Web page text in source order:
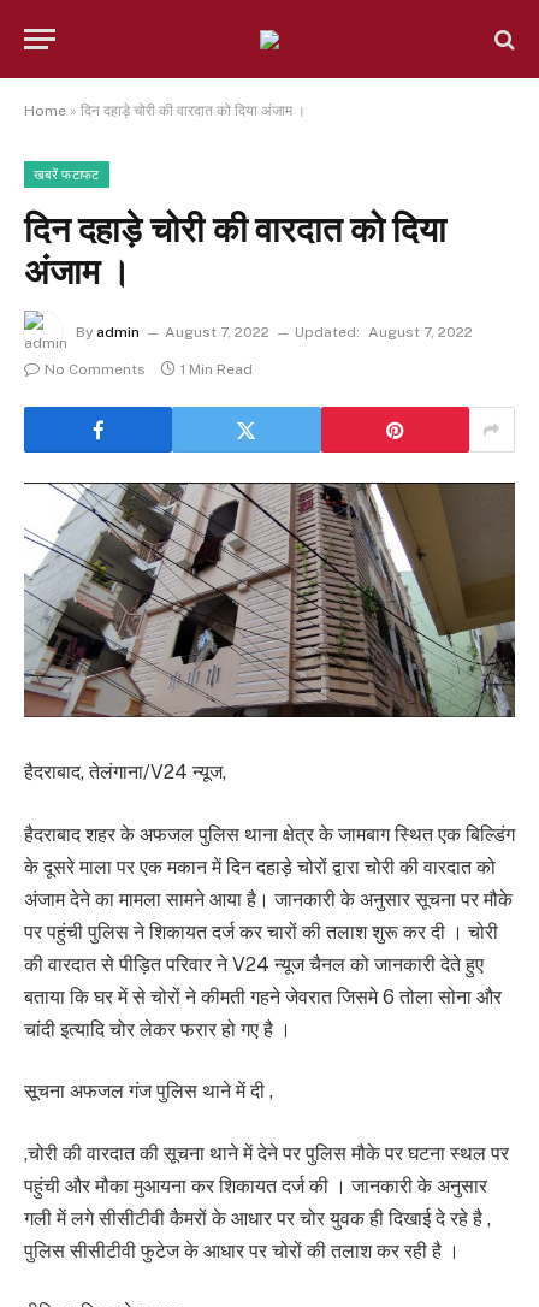
Home » दिन दहाड़े चोरी की वारदात को दिया अंजाम ।
खबरें फटाफट
दिन दहाड़े चोरी की वारदात को दिया
अंजाम ।
By admin August 7, 2022 Updated: August 7, 2022
No Comments 1 Min Read
हैदराबाद, तेलंगाना/V24 न्यूज,
हैदराबाद शहर के अफजल पुलिस थाना क्षेत्र के जामबाग स्थित एक बिल्डिंग
के दूसरे माला पर एक मकान में दिन दहाड़े चोरों द्वारा चोरी की वारदात को
अंजाम देने का मामला सामने आया है। जानकारी के अनुसार सूचना पर मौके
पर पहुंची पुलिस ने शिकायत दर्ज कर चारों की तलाश शुरू कर दी । चोरी
की वारदात से पीड़ित परिवार ने V24 न्यूज चैनल को जानकारी देते हुए
बताया कि घर में से चोरों ने कीमती गहने जेवरात जिसमे 6 तोला सोना और
चांदी इत्यादि चोर लेकर फरार हो गए है ।
सूचना अफजल गंज पुलिस थाने में दी ,
,चोरी की वारदात की सूचना थाने में देने पर पुलिस मौके पर घटना स्थल पर
पहुंची और मौका मुआयना कर शिकायत दर्ज की । जानकारी के अनुसार
गली में लगे सीसीटीवी कैमरों के आधार पर चोर युवक ही दिखाई दे रहे है ,
पुलिस सीसीटीवी फुटेज के आधार पर चोरों की तलाश कर रही है ।